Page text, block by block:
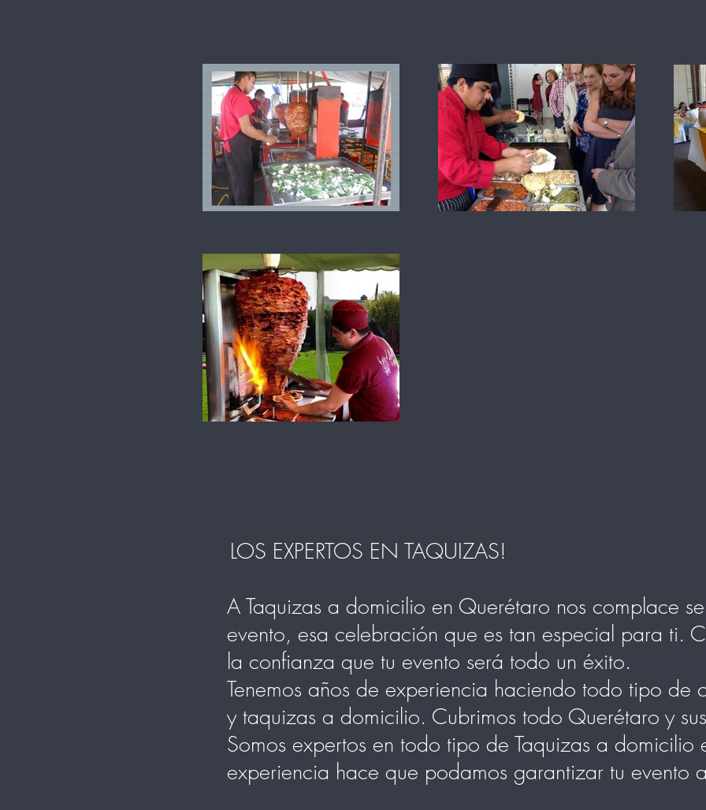
LOS EXPERTOS EN TAQUIZAS!
A Taquizas a domicilio en Querétaro nos complace
evento, esa celebración que es tan especial para ti.
la confianza que tu evento será todo un éxito.
Tenemos años de experiencia haciendo todo tipo de
y taquizas a domicilio. Cubrimos todo Querétaro y
Somos expertos en todo tipo de Taquizas a domicilio
experiencia hace que podamos garantizar tu